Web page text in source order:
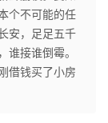
个不可能的任
安，足足五千
谁接谁倒霉。
借钱买了小房